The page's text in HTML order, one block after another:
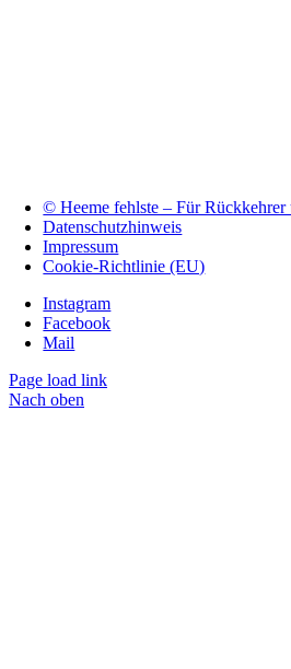
© Heeme fehlste – Für Rückkehrer
Datenschutzhinweis
Impressum
Cookie-Richtlinie (EU)
Instagram
Facebook
Mail
Page load link
Nach oben